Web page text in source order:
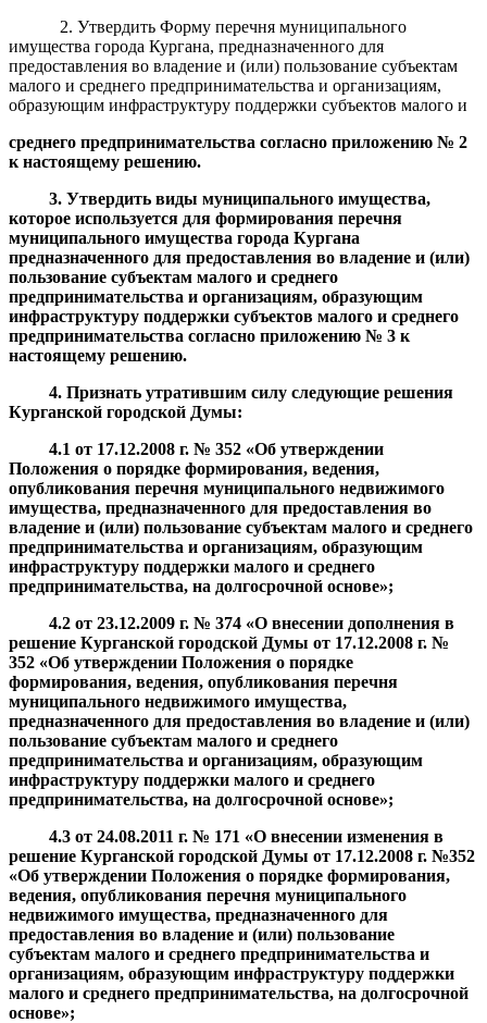
2. Утвердить Форму перечня муниципального
имущества города Кургана, предназначенного для
предоставления во владение и (или) пользование субъектам
малого и среднего предпринимательства и организациям,
образующим инфраструктуру поддержки субъектов малого и
среднего предпринимательства согласно приложению № 2
к настоящему решению.
3. Утвердить виды муниципального имущества,
которое используется для формирования перечня
муниципального имущества города Кургана
предназначенного для предоставления во владение и (или)
пользование субъектам малого и среднего
предпринимательства и организациям, образующим
инфраструктуру поддержки субъектов малого и среднего
предпринимательства согласно приложению № 3 к
настоящему решению.
4. Признать утратившим силу следующиерешения
Курганской городской Думы:
4.1от 17.12.2008 г. № 352 «Об утверждении
Положения о порядке формирования, ведения,
опубликования перечня муниципального недвижимого
имущества, предназначенного для предоставления во
владение и (или) пользование субъектам малого и среднего
предпринимательства и организациям, образующим
инфраструктуру поддержки малого и среднего
предпринимательства, на долгосрочной основе»;
4.2от23.12.2009 г. № 374 «О внесении дополнения в
решение Курганской городской Думы от 17.12.2008 г. №
352 «Об утверждении Положения о порядке
формирования, ведения, опубликования перечня
муниципального недвижимого имущества,
предназначенного для предоставления во владение и (или)
пользование субъектам малого и среднего
предпринимательства и организациям, образующим
инфраструктуру поддержки малого и среднего
предпринимательства, на долгосрочной основе»;
4.3от24.08.2011 г. № 171 «О внесении изменения в
решение Курганской городской Думы от 17.12.2008 г. №352
«Об утверждении Положения о порядке формирования,
ведения, опубликования перечня муниципального
недвижимого имущества, предназначенного для
предоставления во владение и (или) пользование
субъектам малого и среднего предпринимательства и
организациям, образующим инфраструктуру поддержки
малого и среднего предпринимательства, на долгосрочной
основе»;